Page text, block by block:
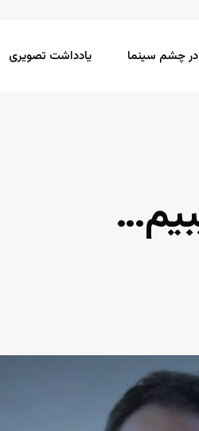
چشم سینما یادداشت تصویری